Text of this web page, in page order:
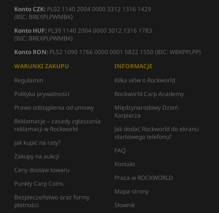
Konto CZK: PL02 1140 2004 0000 3312 1316 1429
(BIC: BREXPLPWMBK)
Konto HUF: PL39 1140 2004 0000 3012 1316 1783
(BIC: BREXPLPWMBK)
Konto RON: PL52 1090 1766 0000 0001 5822 1550 (BIC: WBKPPLPP)
WARUNKI ZAKUPU
Regulamin
Polityka prywatności
Prawo odstąpienia od umowy
Reklamacje – zasady zgłaszania
reklamacji w Rockworld
Jak kupić na raty?
Zakupy na aukcji
Ceny dostaw towaru
Punkty Carp Coins
Bezpieczeństwo oraz formy
płatności
INFORMACJE
Kilka słów o Rockworld
Rockworld Carp Academy
Międzynarodowy Dzień
Karpiarza
Jak dodać Rockworld do ekranu
startowego telefonu?
FAQ
Kontakt
Praca w ROCKWORLD
Mapa strony
Słownik